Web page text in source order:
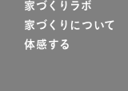
家づくりラボ
家づくりについて
体感する